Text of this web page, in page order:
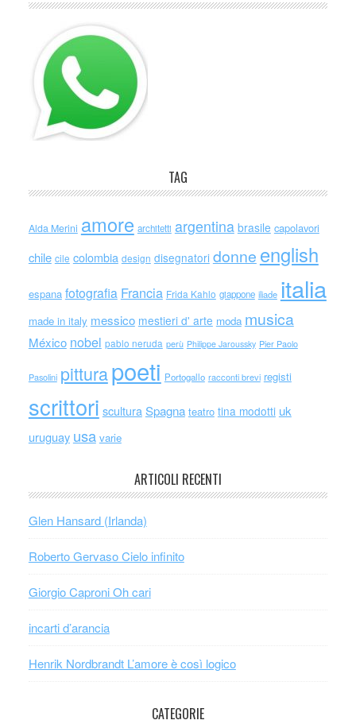
TAG
Alda Merini amore architetti argentina brasile capolavori
chile cile colombia design disegnatori donne english
espana fotografia Francia Frida Kahlo giappone iliade italia
made in italy messico mestieri d' arte moda musica
México nobel pablo neruda perù Philippe Jaroussky Pier Paolo
Pasolini pitturapoeti Portogallo racconti brevi registi
scrittori scultura Spagna teatro tina modotti uk
uruguay usa varie
ARTICOLI RECENTI
Glen Hansard (Irlanda)
Roberto Gervaso Cielo infinito
Giorgio Caproni Oh cari
incarti d’arancia
Henrik Nordbrandt L’amore è così logico
CATEGORIE